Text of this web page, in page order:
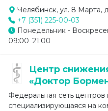
Челябинск, ул. 8 Марта,
+7 (351) 225-00-03
Понедельник -
09:00–21:00
Центр
«Доктор
Федеральная сеть
специализирующаяся на